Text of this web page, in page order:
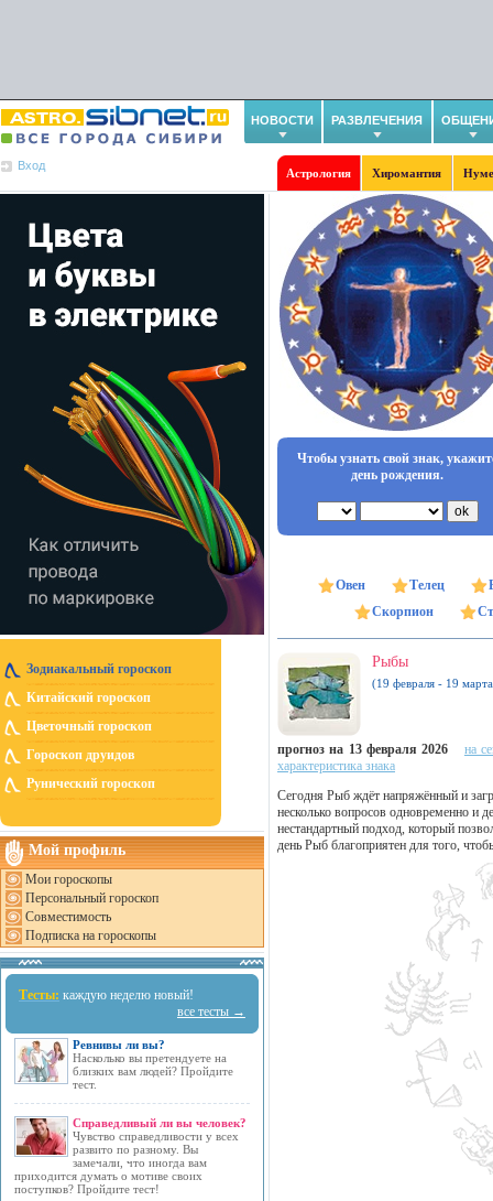
НОВОСТИ РАЗВЛЕЧЕНИЯ
Вход
Астрология Хиромантия
Зодиакальный гороскоп
Китайский гороскоп
Цветочный гороскоп
Гороскоп друидов
Рунический гороскоп
Мой профиль
Мои гороскопы
Персональный гороскоп
Совместимость
Подписка на гороскопы
Тесты: каждую неделю новый!
все тесты →
Ревнивы ли вы?
Насколько вы претендуете на
близких вам людей? Пройдите
тест.
Справедливый ли вы человек?
Чувство справедливости у всех
развито по разному. Вы
замечали, что иногда вам
приходится думать о мотиве своих
поступков? Пройдите тест!
Чтобы узнать свой знак,
день рождения.
Овен Телец
Скорпион
Рыбы
(19 февраля - 19
прогноз на 13 февраля 2026
на
характеристика знака
Сегодня Рыб ждёт напряжённый и
несколько вопросов одновременно и
нестандартный подход, который
день Рыб благоприятен для того,